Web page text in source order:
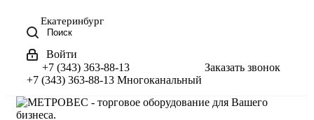
Екатеринбург
Поиск
Войти
+7 (343) 363-88-13
+7 (343) 363-88-13 Многоканальный
Заказать звонок